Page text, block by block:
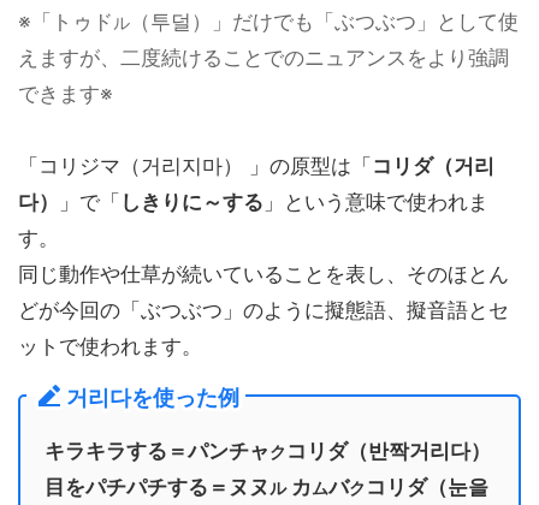
※「トゥド ル
（투덜）」だけでも「ぶつぶつ」として使
えますが、二度続けることでのニュアンスをより強調
できます※
「コリジマ（거리지마） 」の原型は「 コリダ（거리
다）
」で「 しきりに～する 」という意味で使われま
す。
同じ動作や仕草が続いていることを表し、そのほとん
どが今回の「ぶつぶつ」のように擬態語、擬音語とセ
ットで使われます。
거리다を使った例
キラキラする＝パンチャク コリダ（반짝거리다）
目をパチパチする＝ヌヌルカムバク コリダ（눈을